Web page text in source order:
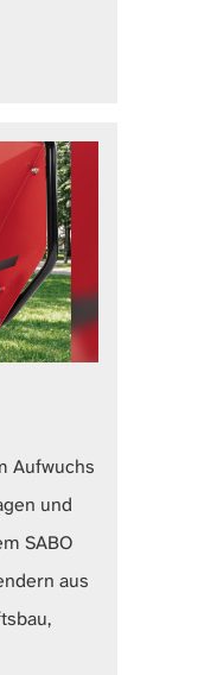
Aufwuchs
und
SABO
aus